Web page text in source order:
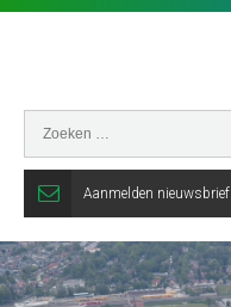
Aanmelden nieuwsbrief